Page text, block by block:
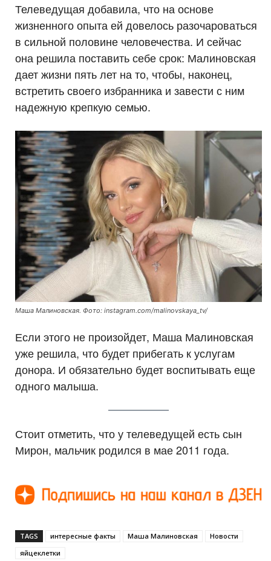
Телеведущая добавила, что на основе
жизненного опыта ей довелось разочароваться
в сильной половине человечества. И сейчас
она решила поставить себе срок: Малиновская
дает жизни пять лет на то, чтобы, наконец,
встретить своего избранника и завести с ним
надежную крепкую семью.
Маша Малиновская. Фото: instagram.com/malinovskaya_tv/
Если этого не произойдет, Маша Малиновская
уже решила, что будет прибегать к услугам
донора. И обязательно будет воспитывать еще
одного малыша.
Стоит отметить, что у телеведущей есть сын
Мирон, мальчик родился в мае 2011 года.
TAGS интересные факты Маша Малиновская
Новости
яйцеклетки